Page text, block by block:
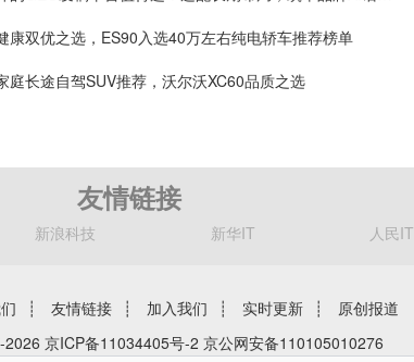
康双优之选，ES90入选40万左右纯电轿车推荐榜单
庭长途自驾SUV推荐，沃尔沃XC60品质之选
友情链接
新浪科技 新华IT 人民IT
┊ 友情链接 ┊ 加入我们 ┊ 实时更新 ┊
原创报道
2026 京ICP备11034405号-2 京公网安备110105010276